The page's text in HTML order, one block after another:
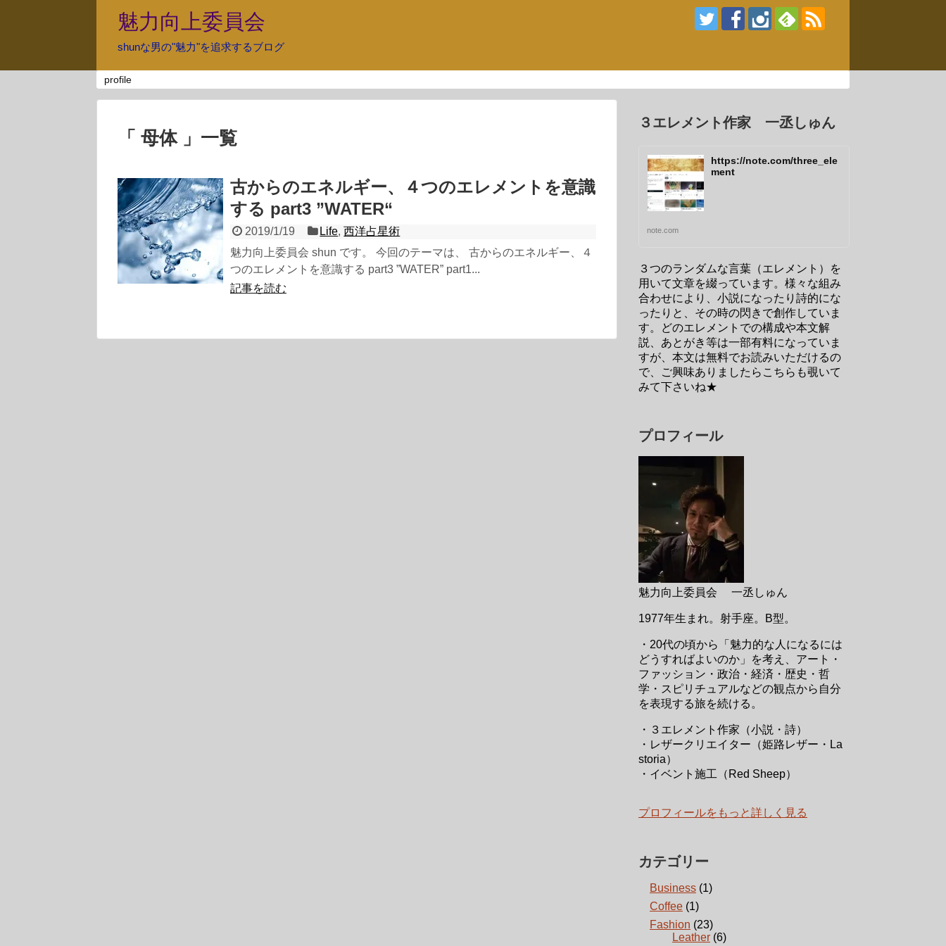
魅力向上委員会
shunな男の"魅力"を追求するブログ
profile
「 母体 」一覧
古からのエネルギー、４つのエレメントを意識
する part3 ”WATER“
2019/1/19 Life,西洋占星術
魅力向上委員会 shun です。 今回のテーマは、 古からのエネルギー、４
つのエレメントを意識する part3 ”WATER” part1...
記事を読む
３エレメント作家 一丞しゅん
https://note.com/three_ele
ment
note.com
３つのランダムな言葉（エレメント）を
用いて文章を綴っています。様々な組み
合わせにより、小説になったり詩的にな
ったりと、その時の閃きで創作していま
す。どのエレメントでの構成や本文解
説、あとがき等は一部有料になっていま
すが、本文は無料でお読みいただけるの
で、ご興味ありましたらこちらも覗いて
みて下さいね★
プロフィール
魅力向上委員会 一丞しゅん
1977年生まれ。射手座。B型。
・20代の頃から「魅力的な人になるには
どうすればよいのか」を考え、アート・
ファッション・政治・経済・歴史・哲
学・スピリチュアルなどの観点から自分
を表現する旅を続ける。
・３エレメント作家（小説・詩）
・レザークリエイター（姫路レザー・La
storia）
・イベント施工（Red Sheep）
プロフィールをもっと詳しく見る
カテゴリー
Business (1)
Coffee (1)
Fashion (23)
Leather (6)